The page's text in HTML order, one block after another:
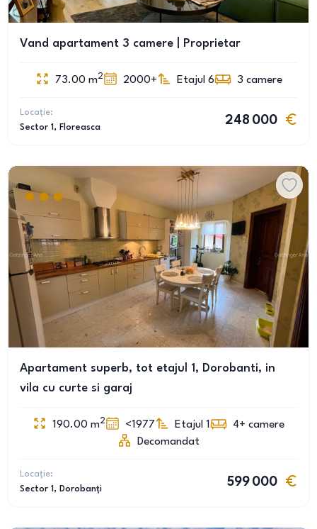
Vand apartament 3 camere | Proprietar
73.00 m2 2000+ Etajul 6 3 camere
Locație:
Sector 1 , Floreasca
248 000
Apartament superb, tot etajul 1, Dorobanti, in
vila cu curte si garaj
190.00 m2 <1977 Etajul 1 4+ camere
Decomandat
Locație:
Sector 1 , Dorobanți
599 000